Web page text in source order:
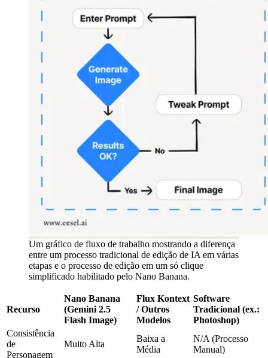
Um gráfico de fluxo de trabalho mostrando a diferença
entre um processo tradicional de edição de IA em várias
etapas e o processo de edição em um só clique
simplificado habilitado pelo Nano Banana.
Recurso
Nano Banana
(Gemini 2.5
Flash Image)
Flux Kontext
/ Outros
Modelos
Software
Tradicional (ex.:
Photoshop)
Consistência
de
Personagem
Muito Alta
Baixa a
Média
N/A (Processo
Manual)